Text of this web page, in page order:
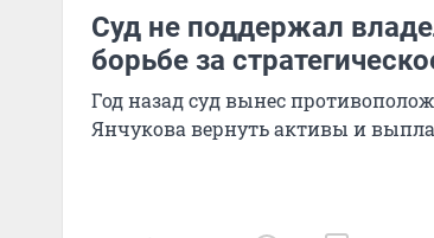
Суд не поддержал
борьбе за
Год назад суд вынес
Янчукова вернуть активы и